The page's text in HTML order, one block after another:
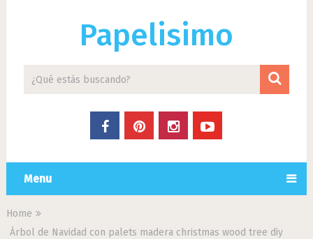
Papelisimo
Menu
Home
Árbol de Navidad con palets madera christmas wood tree diy